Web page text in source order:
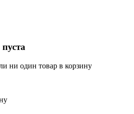
ни один товар в корзину